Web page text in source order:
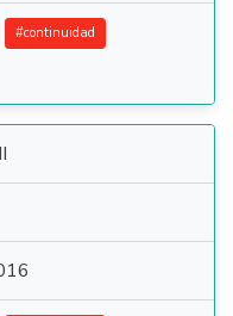
#continuidad